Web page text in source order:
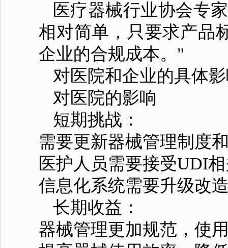
医疗器械行业协会专
相对简单，只要求产品
企业的合规成本。"
对医院和企业的具体
对医院的影响
短期挑战：
需要更新器械管理制度
医护人员需要接受UDI
信息化系统需要升级改
长期收益：
器械管理更加规范，使